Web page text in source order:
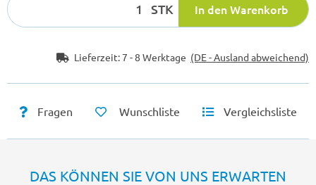
STK In den Warenkorb
Lieferzeit:7 - 8 Werktage (DE - Ausland abweichend)
Fragen Wunschliste Vergleichsliste
DAS KÖNNEN SIE VON UNS ERWARTEN